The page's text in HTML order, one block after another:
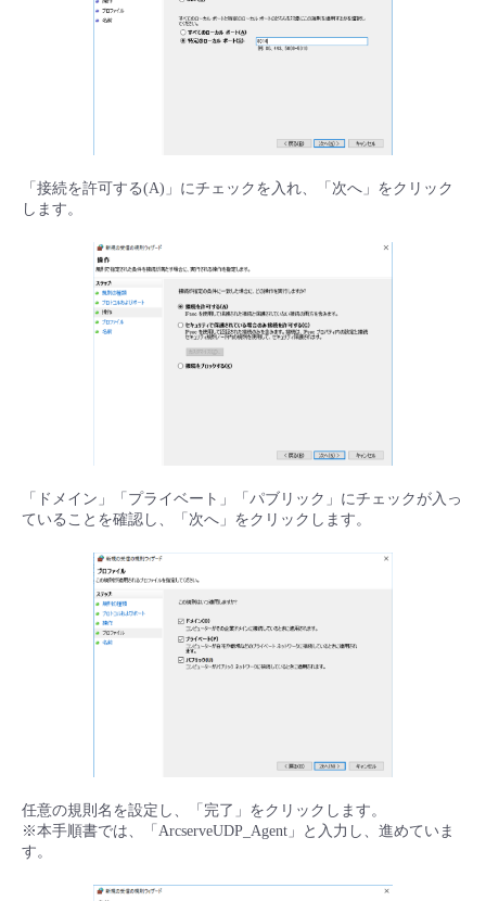
「接続を許可する(A)」にチェックを入れ、「次へ」をクリック
します。
「ドメイン」「プライベート」「パブリック」にチェックが入っ
ていることを確認し、「次へ」をクリックします。
任意の規則名を設定し、「完了」をクリックします。
※本手順書では、「ArcserveUDP_Agent」と入力し、進めていま
す。